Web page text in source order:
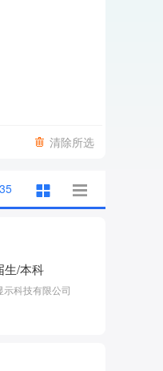
清除所选
生/本科
科技有限公司